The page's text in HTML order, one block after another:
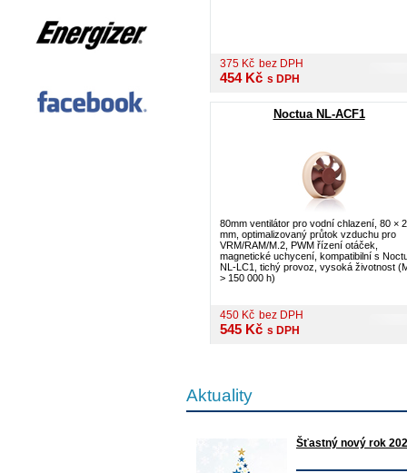
375 Kč bez DPH
454 Kč s DPH
Noctua NL-ACF1
80mm ventilátor pro vodní chlazení, 80 ×
mm, optimalizovaný průtok vzduchu pro
VRM/RAM/M.2, PWM řízení otáček,
magnetické uchycení, kompatibilní s
NL-LC1, tichý provoz, vysoká životnost
> 150 000 h)
450 Kč bez DPH
545 Kč s DPH
Aktuality
Šťastný nový rok